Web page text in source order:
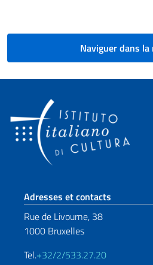
Naviguer dans
Section de pied
Adresses et contacts
Rue de Livourne, 38
1000 Bruxelles
Tel.+32/2/533.27.20